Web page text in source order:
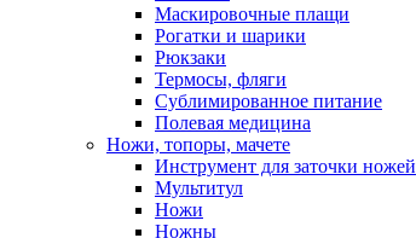
Маскировочные плащи
Рогатки и шарики
Рюкзаки
Термосы, фляги
Сублимированное питание
Полевая медицина
Ножи, топоры, мачете
Инструмент для заточки ножей
Мультитул
Ножи
Ножны